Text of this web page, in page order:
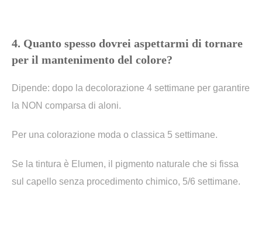
4. Quanto spesso dovrei aspettarmi di tornare
per il mantenimento del colore?
Dipende: dopo la decolorazione 4 settimane per garantire
la NON comparsa di aloni.
Per una colorazione moda o classica 5 settimane.
Se la tintura è Elumen, il pigmento naturale che si fissa
sul capello senza procedimento chimico, 5/6 settimane.